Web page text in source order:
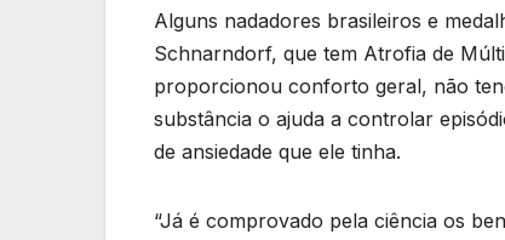
Alguns nadadores brasileiros e
Schnarndorf, que tem Atrofia de
proporcionou conforto geral, não
substância o ajuda a controlar
de ansiedade que ele tinha.
“Já é comprovado pela ciência os